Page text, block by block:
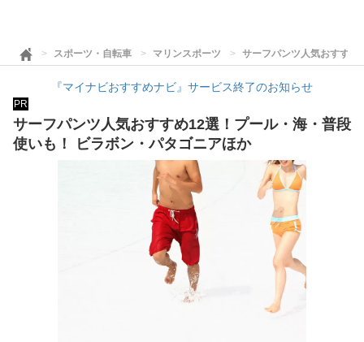
スポーツ・自転車 マリンスポーツ サーフパンツ人気おすすめ
『マイナビおすすめナビ』サービス終了のお知らせ
PR
サーフパンツ人気おすすめ12選！プール・海・普段
使いも！ ビラボン・パタゴニアほか